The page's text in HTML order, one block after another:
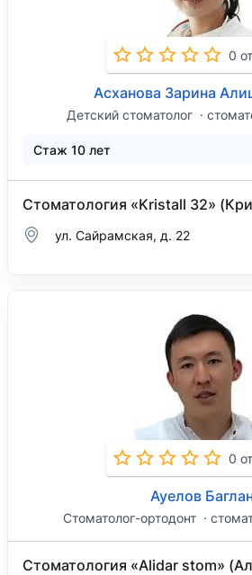
0
Асханова Зарина
Детский стоматолог
Стаж 10 лет
ул. Сайрамская, д. 22
0
Ауелов
Стоматолог-ортодонт
Стоматология «Alidar stom»